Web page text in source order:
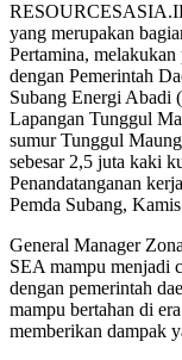
yang merupakan
Pertamina, melakukan
dengan Pemerintah
Subang Energi Abadi
Lapangan Tunggul
sumur Tunggul
sebesar 2,5 juta kaki
Penandatanganan
Pemda Subang,
General Manager
SEA mampu menjadi
dengan pemerintah
mampu bertahan di
memberikan dampak